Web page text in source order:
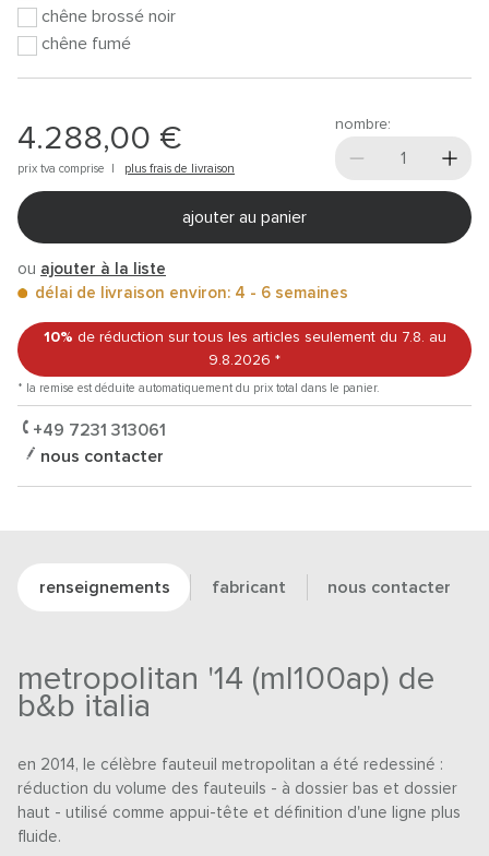
chêne brossé noir
chêne fumé
4.288,00 €
prix tva comprise | plus frais de livraison
nombre:
ajouter au panier
ou ajouter à la liste
délai de livraison environ: 4 - 6 semaines
10% de réduction sur tous les articles seulement du 7.8.
au
9.8.2026 *
* la remise est déduite automatiquement du prix total dans le panier.
+49 7231 313061
nous contacter
renseignements fabricant nous contacter
metropolitan '14 (ml100ap) de
b&b italia
en 2014, le célèbre fauteuil metropolitan a été redessiné :
réduction du volume des fauteuils - à dossier bas et dossier
haut - utilisé comme appui-tête et définition d'une ligne plus
fluide.